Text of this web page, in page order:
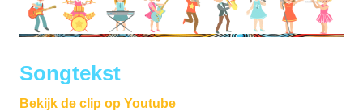
Songtekst
Bekijk de clip op Youtube